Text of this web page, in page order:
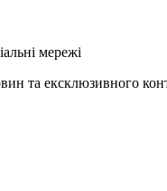
мережі
та ексклюзивного